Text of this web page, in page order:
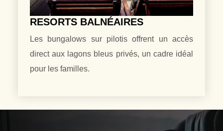
RESORTS BALNÉAIRES
Les bungalows sur pilotis offrent un accès
direct aux lagons bleus privés, un cadre idéal
pour les familles.